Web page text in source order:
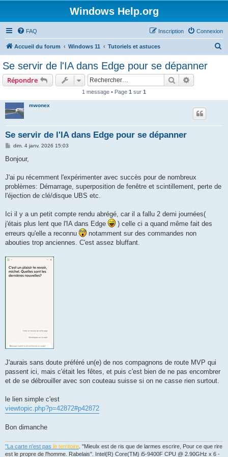
Windows Help.org
FAQ Connexion
Inscription
Accueil du forum Windows 11 Tutoriels et astuces
Se servir de l'IA dans Edge pour se dépanner
Répondre Rechercher
1 message • Page 1 sur 1
mwonex
Se servir de l'IA dans Edge pour se dépanner
M
s
g
dim. 4 janv. 2026 15:03
Bonjour,
J'ai pu récemment l'expérimenter avec succès pour de nombreux
problèmes: Démarrage, superposition de fenêtre et scintillement, perte de
l'éjection de clé/disque UBS etc.
Ici il y a un petit compte rendu abrégé, car il a fallu 2 demi journées(
j'étais plus lent que l'IA dans Edge
) celle ci a quand même fait des
erreurs qu'elle a reconnu
notamment sur des commandes non
abouties trop anciennes. C'est assez bluffant.
J'aurais sans doute préféré un(e) de nos compagnons de route MVP qui
passent ici, mais c'était les fêtes, et puis c'est bien de ne pas encombrer
et de se débrouiller avec son couteau suisse si on ne casse rien surtout.
le lien simple c'est
viewtopic.php?p=42872#p42872
Bon dimanche
"La carte n'est pas le territoire . "Mieulx est de ris que de larmes escrire, Pour ce que rire
est le propre de l'homme. Rabelais". Intel(R) Core(TM) i5-9400F CPU @ 2.90GHz x 6 -